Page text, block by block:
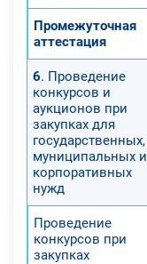
Промежуточная
аттестация
6. Проведение
конкурсов и
аукционов при
закупках для
государственных,
муниципальных и
корпоративных
нужд
Проведение
конкурсов при
закупках